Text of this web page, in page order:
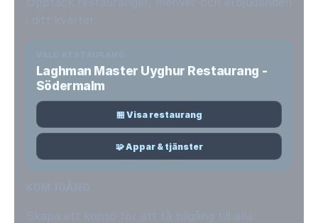
Laghman Master Uyghur Restaurang -
Södermalm
🏪 Visa restaurang
🧩 Appar & tjänster